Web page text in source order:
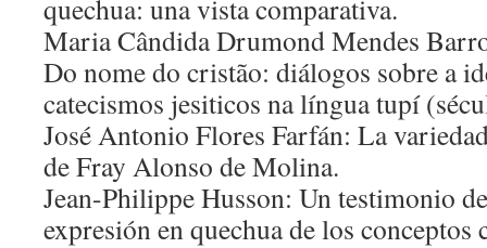
quechua: una vista comparativa.
Maria Cândida Drumond Mendes
Do nome do cristão: diálogos sobre a
catecismos jesiticos na língua tupí
José Antonio Flores Farfán: La
de Fray Alonso de Molina.
Jean-Philippe Husson: Un testimonio
expresión en quechua de los